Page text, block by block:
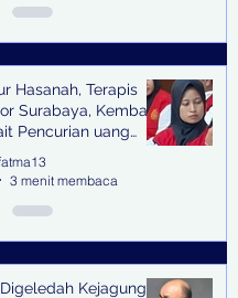
Hasanah, Terapis
Surabaya, Kembali
Pencurian uang
M di PN Surabaya
3 menit membaca
Kejagung